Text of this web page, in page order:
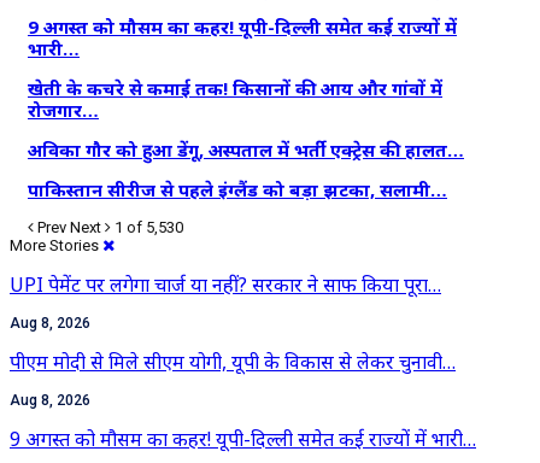
9 अगस्त को मौसम का कहर! यूपी-दिल्ली समेत कई राज्यों में
भारी…
खेती के कचरे से कमाई तक! किसानों की आय और गांवों में
रोजगार…
अविका गौर को हुआ डेंगू, अस्पताल में भर्ती एक्ट्रेस की हालत…
पाकिस्तान सीरीज से पहले इंग्लैंड को बड़ा झटका, सलामी…
Prev Next
1 of 5,530
More Stories
UPI पेमेंट पर लगेगा चार्ज या नहीं? सरकार ने साफ किया पूरा…
Aug 8, 2026
पीएम मोदी से मिले सीएम योगी, यूपी के विकास से लेकर चुनावी…
Aug 8, 2026
9 अगस्त को मौसम का कहर! यूपी-दिल्ली समेत कई राज्यों में भारी…